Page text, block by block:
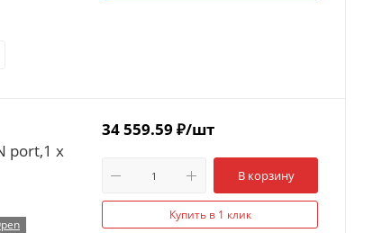
port,1 x
34 559.59 ₽/шт
В корзину
Купить в 1 клик